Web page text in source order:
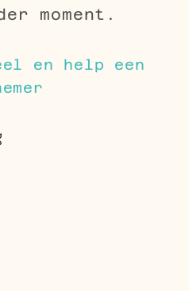
moment.
en help een